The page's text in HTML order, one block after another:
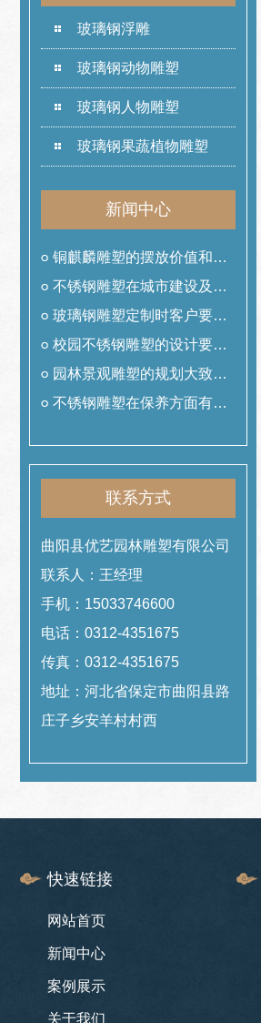
玻璃钢浮雕
玻璃钢动物雕塑
玻璃钢人物雕塑
玻璃钢果蔬植物雕塑
新闻中心
铜麒麟雕塑的摆放价值和作
用
不锈钢雕塑在城市建设及美
化中的作用
玻璃钢雕塑定制时客户要提
前准备什么工作
校园不锈钢雕塑的设计要遵
从哪些理念
园林景观雕塑的规划大致可
以分为哪几类
不锈钢雕塑在保养方面有哪
联系方式
曲阳县优艺园林雕塑有限公司
联系人：王经理
手机：15033746600
电话：0312-4351675
传真：0312-4351675
地址：河北省保定市曲阳县路
庄子乡安羊村村西
快速链接
网站首页
新闻中心
案例展示
关于我们